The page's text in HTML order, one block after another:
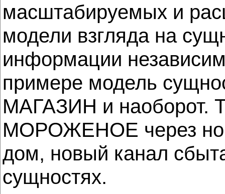
масштабируемых и
модели взгляда на
информации
примере модель
МАГАЗИН и наоборот.
МОРОЖЕНОЕ через
дом, новый канал
сущностях.